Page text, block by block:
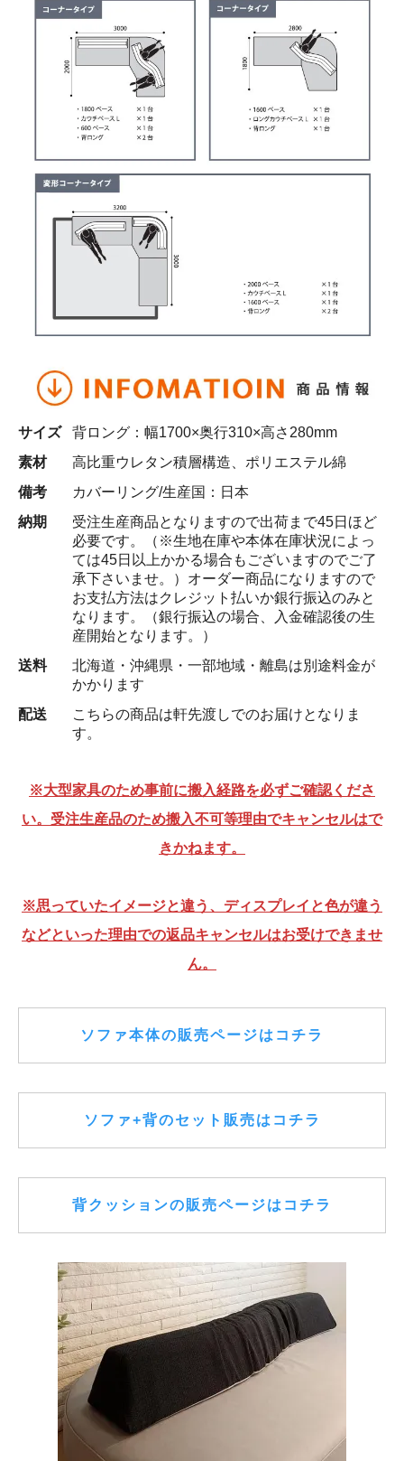
サイズ
背ロング：幅1700×奥行310×高さ280mm
素材
高比重ウレタン積層構造、ポリエステル綿
備考
カバーリング/生産国：日本
納期
受注生産商品となりますので出荷まで45日ほど
必要です。（※生地在庫や本体在庫状況によっ
ては45日以上かかる場合もございますのでご了
承下さいませ。）オーダー商品になりますので
お支払方法はクレジット払いか銀行振込のみと
なります。（銀行振込の場合、入金確認後の生
産開始となります。）
送料
北海道・沖縄県・一部地域・離島は別途料金が
かかります
配送
こちらの商品は軒先渡しでのお届けとなりま
す。
※大型家具のため事前に搬入経路を必ずご確認くださ
い。受注生産品のため搬入不可等理由でキャンセルはで
きかねます。
※思っていたイメージと違う、ディスプレイと色が違う
などといった理由での返品キャンセルはお受けできませ
ん。
ソファ本体の販売ページはコチラ
ソファ+背のセット販売はコチラ
背クッションの販売ページはコチラ